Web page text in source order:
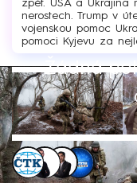
zpět. USA a
nerostech. Trump v
vojenskou pomoc
pomoci Kyjevu za
Žádná
ČTK
5. bře